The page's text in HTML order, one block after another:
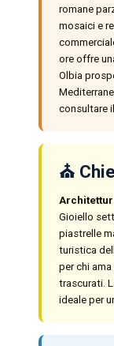
romane
mosaici e
ore offre
Olbia
consultare
⛪
Gioiello
piastrelle
turistica
per chi
trascurati.
ideale per